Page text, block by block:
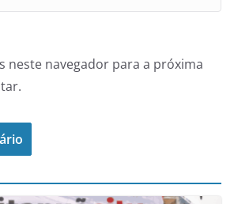
neste navegador para a próxima